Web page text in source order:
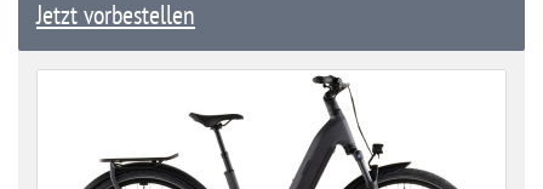
Jetzt vorbestellen